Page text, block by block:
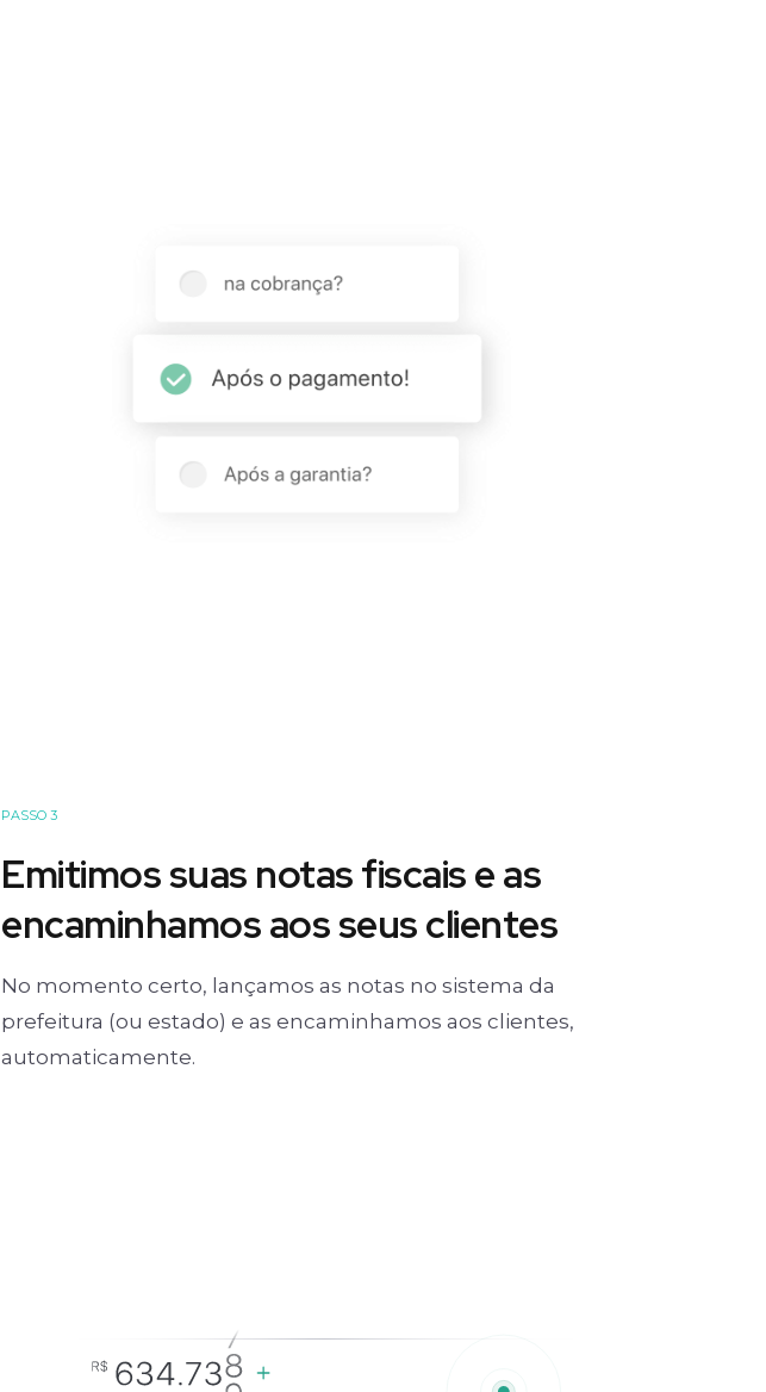
PASSO 3
Emitimos suas notas fiscais e as
encaminhamos aos seus clientes
No momento certo, lançamos as notas no sistema da
prefeitura (ou estado) e as encaminhamos aos clientes,
automaticamente.